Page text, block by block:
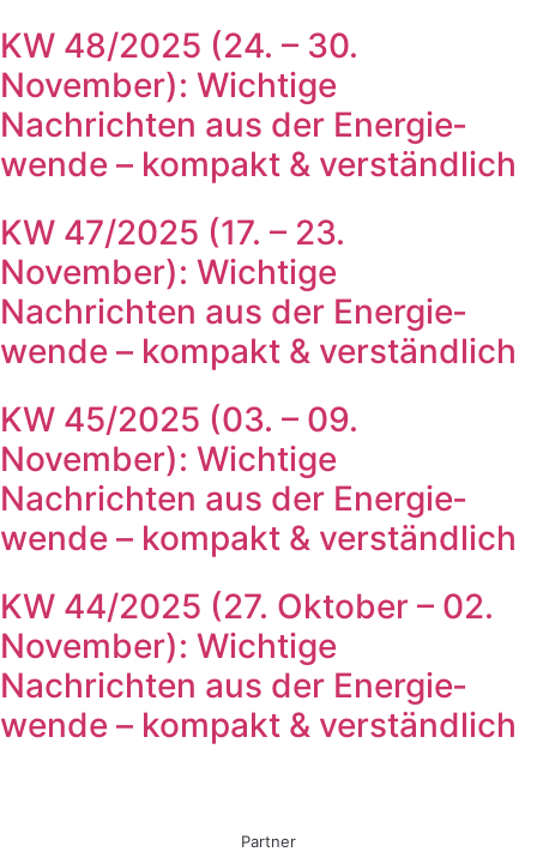
KW 48/2025 (24. – 30.
November): Wichtige
Nachrichten aus der Energie­
wende – kompakt & verständlich
KW 47/2025 (17. – 23.
November): Wichtige
Nachrichten aus der Energie­
wende – kompakt & verständlich
KW 45/2025 (03. – 09.
November): Wichtige
Nachrichten aus der Energie­
wende – kompakt & verständlich
KW 44/2025 (27. Oktober – 02.
November): Wichtige
Nachrichten aus der Energie­
wende – kompakt & verständlich
Partner